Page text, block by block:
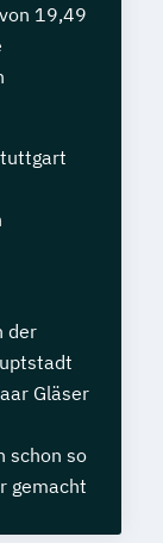
19,49
der
Gläser
schon so
gemacht